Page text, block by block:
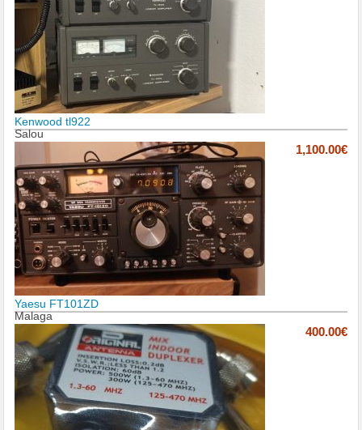
Kenwood tl922
Salou
1,100.00€
Yaesu FT101ZD
Malaga
400.00€